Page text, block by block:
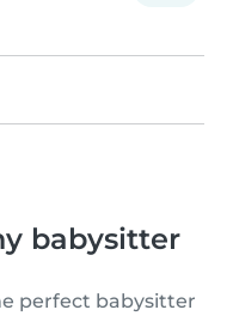
babysitter
perfect babysitter